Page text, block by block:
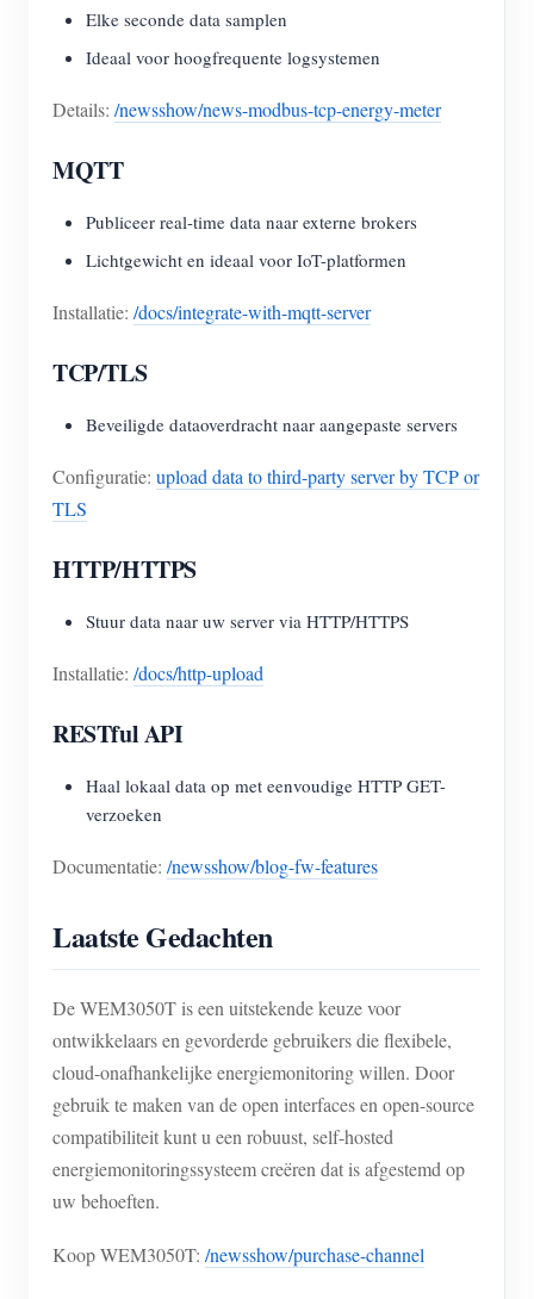
Elke seconde data samplen
Ideaal voor hoogfrequente logsystemen
Details: /newsshow/news-modbus-tcp-energy-meter
MQTT
Publiceer real-time data naar externe brokers
Lichtgewicht en ideaal voor IoT-platformen
Installatie: /docs/integrate-with-mqtt-server
TCP/TLS
Beveiligde dataoverdracht naar aangepaste servers
Configuratie: upload data to third-party server by TCP or
TLS
HTTP/HTTPS
Stuur data naar uw server via HTTP/HTTPS
Installatie: /docs/http-upload
RESTful API
Haal lokaal data op met eenvoudige HTTP GET-
verzoeken
Documentatie: /newsshow/blog-fw-features
Laatste Gedachten
De WEM3050T is een uitstekende keuze voor
ontwikkelaars en gevorderde gebruikers die flexibele,
cloud-onafhankelijke energiemonitoring willen. Door
gebruik te maken van de open interfaces en open-source
compatibiliteit kunt u een robuust, self-hosted
energiemonitoringssysteem creëren dat is afgestemd op
uw behoeften.
Koop WEM3050T: /newsshow/purchase-channel